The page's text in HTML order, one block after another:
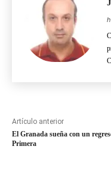
Artículo anterior
El Granada sueña con un
Primera